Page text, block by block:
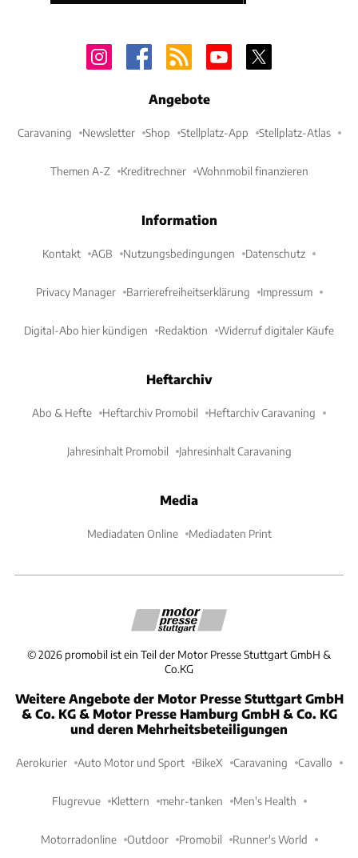
Angebote
Caravaning Newsletter Shop Stellplatz-App Stellplatz-Atlas
Themen A-Z Kreditrechner Wohnmobil finanzieren
Information
Kontakt AGB Nutzungsbedingungen Datenschutz
Privacy Manager Barrierefreiheitserklärung Impressum
Digital-Abo hier kündigen Redaktion Widerruf digitaler Käufe
Heftarchiv
Abo & Hefte Heftarchiv Promobil Heftarchiv Caravaning
Jahresinhalt Promobil Jahresinhalt Caravaning
Media
Mediadaten Online Mediadaten Print
©2026 promobil ist ein Teil der Motor Presse Stuttgart GmbH &
Co.KG
Weitere Angebote der Motor Presse Stuttgart GmbH
& Co. KG & Motor Presse Hamburg GmbH & Co. KG
und deren Mehrheitsbeteiligungen
Aerokurier Auto Motor und Sport BikeX Caravaning Cavallo
Flugrevue Klettern mehr-tanken Men's Health
Motorradonline Outdoor Promobil Runner's World